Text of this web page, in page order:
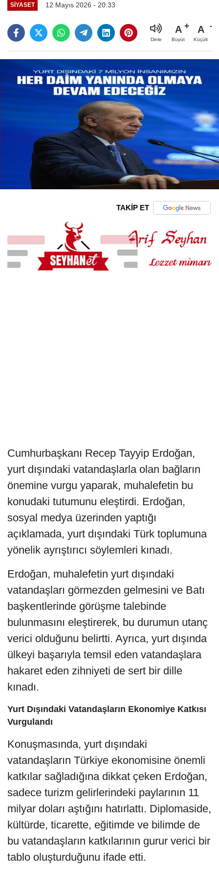
SIYASET 12 Mayıs 2026 - 20:33
Dinle
A
Büyüt
A
Küçült
TAKİP ET
Cumhurbaşkanı Recep Tayyip Erdoğan,
yurt dışındaki vatandaşlarla olan bağların
önemine vurgu yaparak, muhalefetin bu
konudaki tutumunu eleştirdi. Erdoğan,
sosyal medya üzerinden yaptığı
açıklamada, yurt dışındaki Türk toplumuna
yönelik ayrıştırıcı söylemleri kınadı.
Erdoğan, muhalefetin yurt dışındaki
vatandaşları görmezden gelmesini ve Batı
başkentlerinde görüşme talebinde
bulunmasını eleştirerek, bu durumun utanç
verici olduğunu belirtti. Ayrıca, yurt dışında
ülkeyi başarıyla temsil eden vatandaşlara
hakaret eden zihniyeti de sert bir dille
kınadı.
Yurt Dışındaki Vatandaşların Ekonomiye Katkısı
Vurgulandı
Konuşmasında, yurt dışındaki
vatandaşların Türkiye ekonomisine önemli
katkılar sağladığına dikkat çeken Erdoğan,
sadece turizm gelirlerindeki paylarının 11
milyar doları aştığını hatırlattı. Diplomaside,
kültürde, ticarette, eğitimde ve bilimde de
bu vatandaşların katkılarının gurur verici bir
tablo oluşturduğunu ifade etti.